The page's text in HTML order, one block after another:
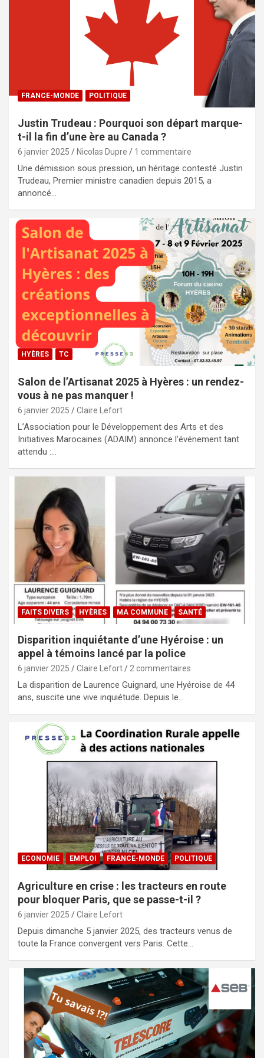
FRANCE-MONDE POLITIQUE
Justin Trudeau : Pourquoi son départ marque-
t-il la fin d’une ère au Canada ?
6 janvier 2025 Nicolas Dupre 1 commentaire
Une démission sous pression, un héritage contesté Justin
Trudeau, Premier ministre canadien depuis 2015, a
annoncé…
HYÈRES TC
Salon de l’Artisanat 2025 à Hyères : un rendez-
vous à ne pas manquer !
6 janvier 2025 Claire Lefort
L’Association pour le Développement des Arts et des
Initiatives Marocaines (ADAIM) annonce l’événement tant
attendu :…
FAITS DIVERS HYÈRES MA COMMUNE SANTÉ
Disparition inquiétante d’une Hyéroise : un
appel à témoins lancé par la police
6 janvier 2025 Claire Lefort 2 commentaires
La disparition de Laurence Guignard, une Hyéroise de 44
ans, suscite une vive inquiétude. Depuis le…
ECONOMIE EMPLOI FRANCE-MONDE POLITIQUE
Agriculture en crise : les tracteurs en route
pour bloquer Paris, que se passe-t-il ?
6 janvier 2025 Claire Lefort
Depuis dimanche 5 janvier 2025, des tracteurs venus de
toute la France convergent vers Paris. Cette…